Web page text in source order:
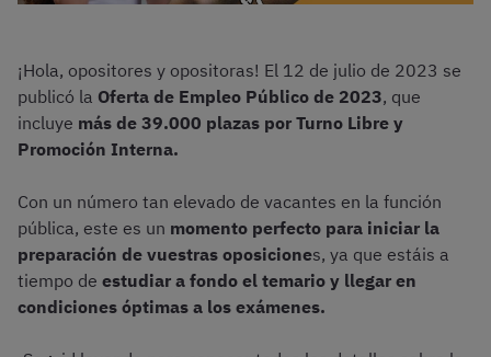
¡Hola, opositores y opositoras! El 12 de julio de 2023 se
publicó la Oferta de Empleo Público de 2023, que
incluye más de 39.000 plazas por Turno Libre y
Promoción Interna.
Con un número tan elevado de vacantes en la función
pública, este es un momento perfecto para iniciar la
preparación de vuestras oposiciones, ya que estáis a
tiempo de estudiar a fondo el temario y llegar en
condiciones óptimas a los exámenes.